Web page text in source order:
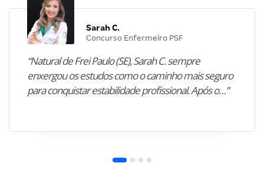
Sarah C.
Concurso Enfermeiro PSF
“Natural de Frei Paulo (SE), Sarah C. sempre
enxergou os estudos como o caminho mais seguro
para conquistar estabilidade profissional. Após o…”